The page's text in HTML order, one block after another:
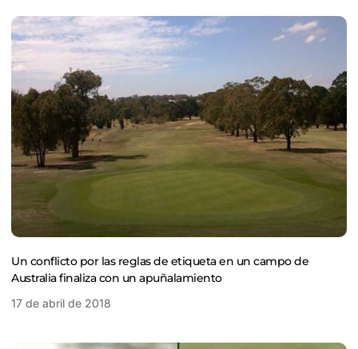
Un conflicto por las reglas de etiqueta en un campo de
Australia finaliza con un apuñalamiento
17 de abril de 2018